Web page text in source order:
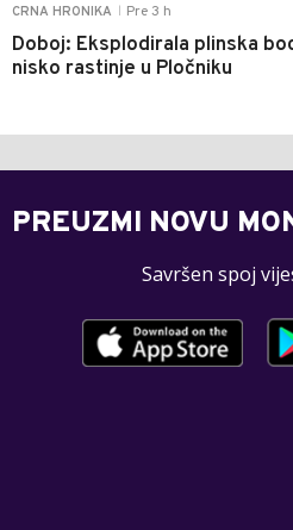
CRNA HRONIKA Pre 3 h
Doboj: Eksplodirala plinska
nisko rastinje u Pločniku
PREUZMI NOVU
Savršen spoj